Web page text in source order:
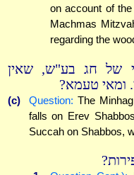
on account of
Machmas
regarding the
של חג בע"ש, שאין
ומאי טעמא?
(c) Question: The
falls on Erev
Succah on Shabbos,